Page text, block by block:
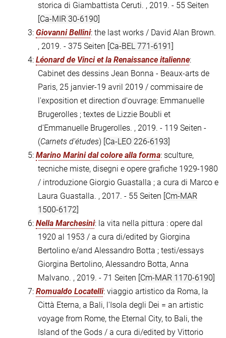
storica di Giambattista Ceruti. , 2019. - 55 Seiten
[Ca-MIR 30-6190]
3: Giovanni Bellini: the last works / David Alan Brown.
, 2019. - 375 Seiten [Ca-BEL 771-6191]
4: Léonard de Vinci et la Renaissance italienne:
Cabinet des dessins Jean Bonna - Beaux-arts de
Paris, 25 janvier-19 avril 2019 / commisaire de
l'exposition et direction d'ouvrage: Emmanuelle
Brugerolles ; textes de Lizzie Boubli et
d'Emmanuelle Brugerolles. , 2019. - 119 Seiten -
(Carnets d'études) [Ca-LEO 226-6193]
5: Marino Marini dal colore alla forma: sculture,
tecniche miste, disegni e opere grafiche 1929-1980
/ introduzione Giorgio Guastalla ; a cura di Marco e
Laura Guastalla. , 2017. - 55 Seiten [Cm-MAR
1500-6172]
6: Nella Marchesini: la vita nella pittura : opere dal
1920 al 1953 / a cura di/edited by Giorgina
Bertolino e/and Alessandro Botta ; testi/essays
Giorgina Bertolino, Alessandro Botta, Anna
Malvano. , 2019. - 71 Seiten [Cm-MAR 1170-6190]
7: Romualdo Locatelli: viaggio artistico da Roma, la
Città Eterna, a Bali, l'Isola degli Dei = an artistic
voyage from Rome, the Eternal City, to Bali, the
Island of the Gods / a cura di/edited by Vittorio